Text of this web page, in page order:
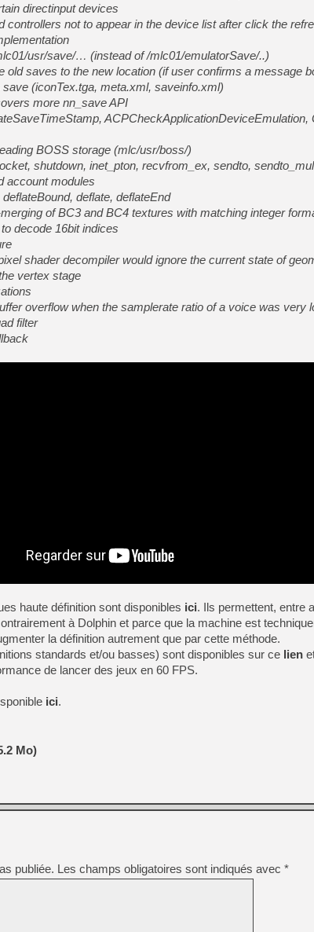
directinput devices
controllers not to appear in the device list after click the
usr/save/… (instead of /mlc01/emulatorSave/..)
old saves to the new location (if user confirms a message
(iconTex.tga, meta.xml, saveinfo.xml)
more nn_save API
ACPCheckApplicationDeviceEmulation,
BOSS storage (mlc/usr/boss/)
shutdown, inet_pton, recvfrom_ex, sendto,
account modules
deflate, deflateEnd
of BC3 and BC4 textures with matching integer
decode 16bit indices
shader decompiler would ignore the current state of
vertex stage
overflow when the samplerate ratio of a voice was very
filter
haute définition sont disponibles ici. Ils permettent, entre
à Dolphin et parce que la machine est
la définition autrement que par cette méthode.
standards et/ou basses) sont disponibles sur ce lien
de lancer des jeux en 60 FPS.
ici.
Mo)
publiée. Les champs obligatoires sont indiqués avec *